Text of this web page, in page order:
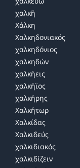
χαλκῆ
Χάλκη
Χαλκηδονιακός
χαλκηδόνιος
χαλκηδών
χαλκήεις
χαλκήϊος
χαλκήρης
Χαλκήτωρ
Χαλκίδας
Χαλκιδεύς
χαλκιδιακός
χαλκιδίζειν